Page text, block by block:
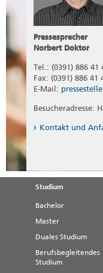
Pressesprecher
Norbert Doktor
Tel.: (0391) 886 41
Fax: (0391) 886 41
E-Mail:
Besucheradresse:
Kontakt und
Studium
Bachelor
Master
Duales Studium
Berufsbegleitendes
Studium